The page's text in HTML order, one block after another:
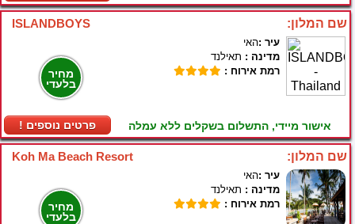
ISLANDBOYS שם המלון:
מחיר
בלעדי
! פרטים נוספים
עיר :האי
מדינה : תאילנד
רמת אירוח :
אישור מיידי, התשלום בשקלים ללא עמלה
Koh Ma Beach Resort שם המלון:
מחיר
בלעדי
עיר :האי
מדינה : תאילנד
רמת אירוח :